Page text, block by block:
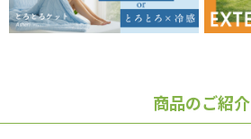
商品のご紹介